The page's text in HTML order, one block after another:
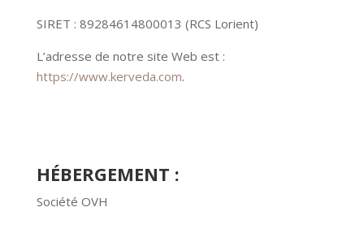
SIRET : 89284614800013 (RCS Lorient)
L’adresse de notre site Web est :
https://www.kerveda.com.
HÉBERGEMENT :
Société OVH